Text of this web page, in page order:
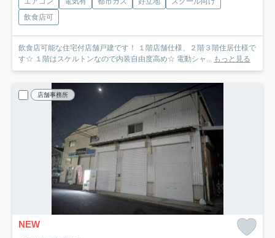
飲食店可
飲食店可能な住宅付店舗戸建です！ １階店舗仕様、２階３階住居仕様で
す☆ １階はスケルトンなので内装自由度高め☆ 電動シャ... もっと見る
店舗事務所
NEW